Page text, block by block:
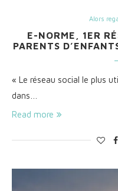
Alors
E-NORME, 1ER
PARENTS
« Le réseau social le plus
dans…
Read more